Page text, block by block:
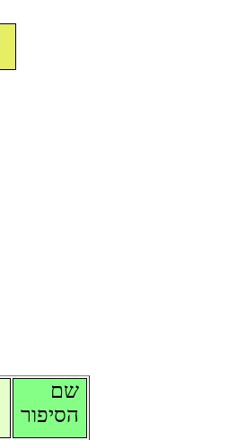
שם
הסיפור